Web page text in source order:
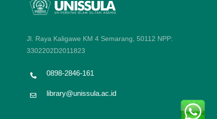
Jl. Raya Kaligawe KM 4 Semarang, 50112 NPP:
3302202D2011823
0898-2846-161
library@unissula.ac.id